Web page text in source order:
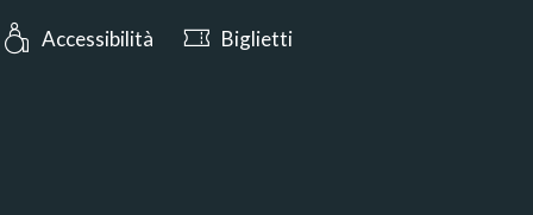
aperto dalle 10:00
Accessibilità Biglietti